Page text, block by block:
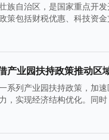
族自治区，是国家重点开
策包括财税优惠、科技资
产业园扶持政策推动区
系列产业园扶持政策，加
，实现经济结构优化。同